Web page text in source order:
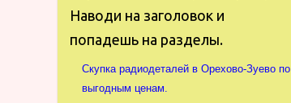
Наводи на заголовок и
попадешь на разделы.
Скупка радиодеталей в Орехово-Зуево по
выгодным ценам.